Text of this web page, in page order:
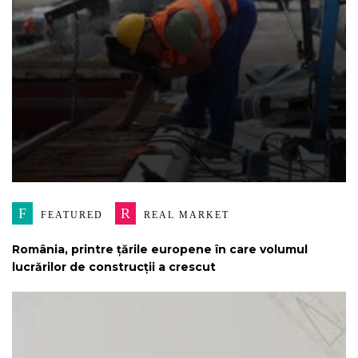
F FEATURED R REAL MARKET
România, printre țările europene în care volumul
lucrărilor de construcții a crescut